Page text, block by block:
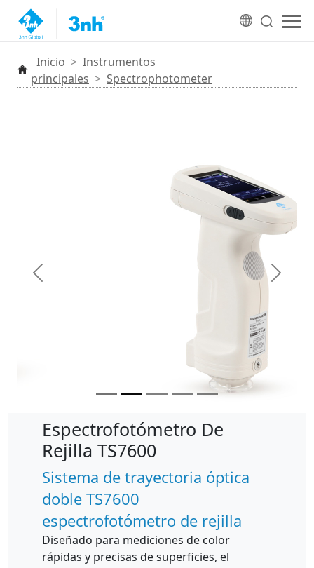
Inicio > Instrumentos
principales > Spectrophotometer
Anterior
Espectrofotómetro De
Rejilla TS7600
Sistema de trayectoria óptica
doble TS7600
espectrofotómetro de rejilla
Diseñado para mediciones de color
rápidas y precisas de superficies, el